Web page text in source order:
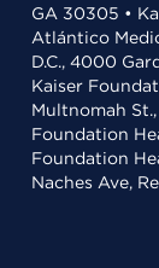
GA 30305 •
Atlántico
D.C., 4000
Kaiser
Multnomah
Foundation
Foundation
Naches Ave,